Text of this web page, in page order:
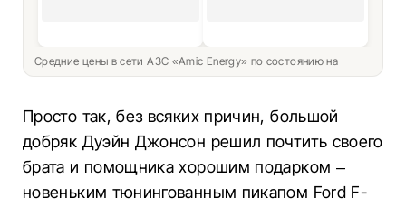
Средние цены в сети АЗС «Amic Energy» по состоянию на
Просто так, без всяких причин, большой
добряк Дуэйн Джонсон решил почтить своего
брата и помощника хорошим подарком –
новеньким тюнингованным пикапом Ford F-